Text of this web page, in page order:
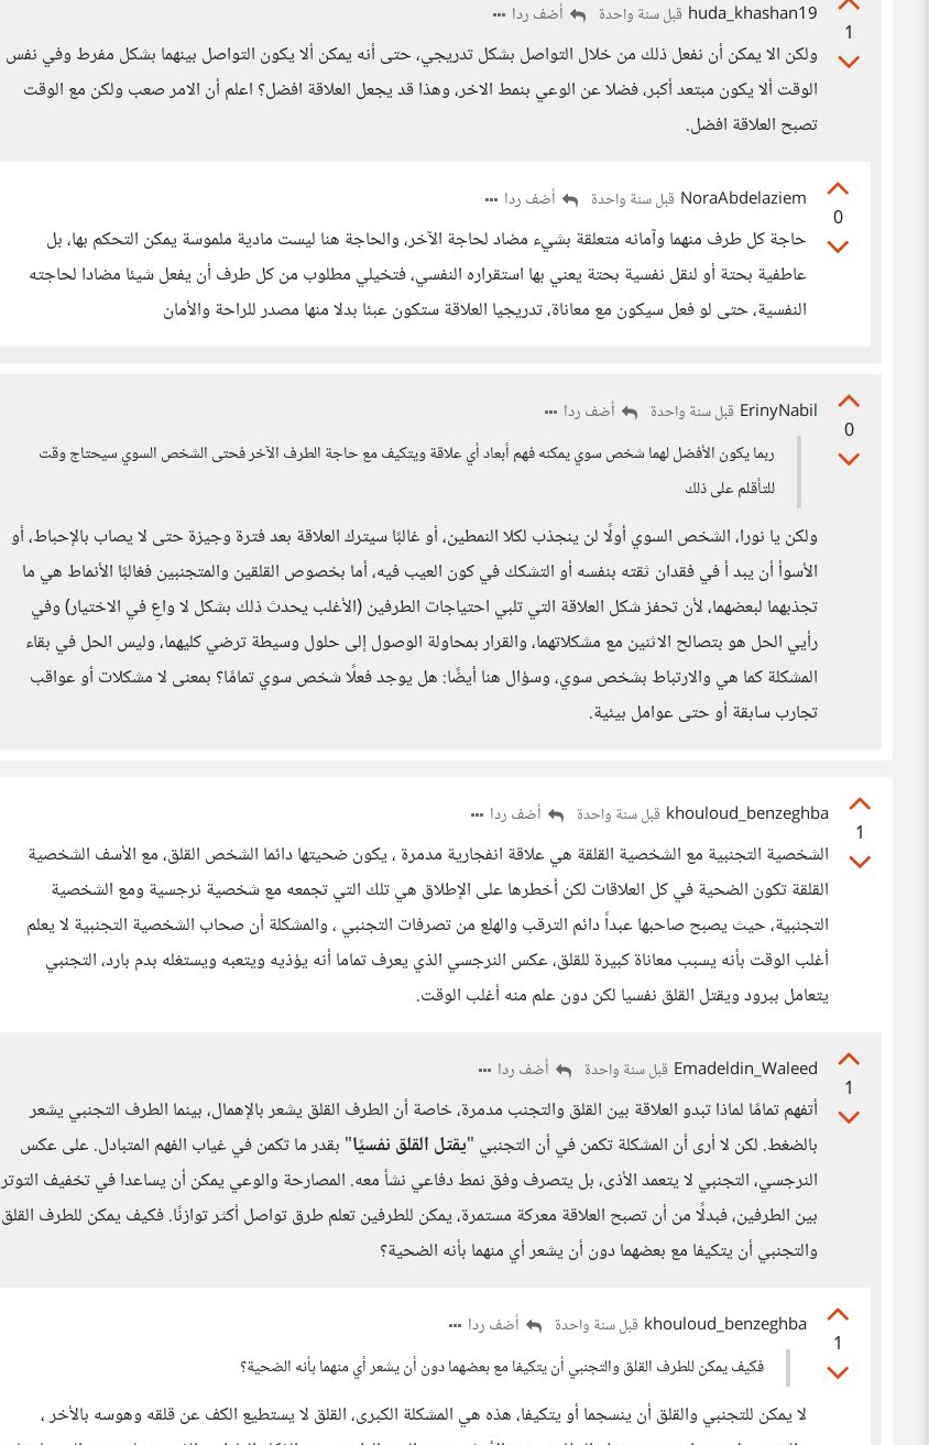
1
huda_khashan19 قبل سنة واحدة أضف ردا
ولكن الا يمكن أن نفعل ذلك من خلال التواصل بشكل تدريجي، حتى أنه يمكن ألا يكون التواصل بينهما بشكل مفرط وفي نفس
الوقت ألا يكون مبتعد أكبر، فضلا عن الوعي بنمط الاخر، وهذا قد يجعل العلاقة افضل؟ اعلم أن الامر صعب ولكن مع الوقت
تصبح العلاقة افضل.
0
NoraAbdelaziem قبل سنة واحدة أضف ردا
حاجة كل طرف منهما وآمانه متعلقة بشيء مضاد لحاجة الآخر، والحاجة هنا ليست مادية ملموسة يمكن التحكم بها، بل
عاطفية بحتة أو لنقل نفسية بحتة يعني بها استقراره النفسي، فتخيلي مطلوب من كل طرف أن يفعل شيئا مضادا لحاجته
النفسية، حتى لو فعل سيكون مع معاناة، تدريجيا العلاقة ستكون عبئا بدلا منها مصدر للراحة والأمان
0
ErinyNabil قبل سنة واحدة
أضف ردا
ربما يكون الأفضل لهما شخص سوي يمكنه فهم أبعاد أي علاقة ويتكيف مع حاجة الطرف الآخر فحتى الشخص السوي سيحتاج وقت
للتأقلم على ذلك
ولكن يا نورا، الشخص السوي أولًا لن ينجذب لكلا النمطين، أو غالبًا سيترك العلاقة بعد فترة وجيزة حتى لا يصاب بالإحباط، أو
الأسوأ أن يبد أ في فقدان ثقته بنفسه أو التشكك في كون العيب فيه، أما بخصوص القلقين والمتجنبين فغالبًا الأنماط هي ما
تجذبهما لبعضهما، لأن تحفز شكل العلاقة التي تلبي احتياجات الطرفين (الأغلب يحدث ذلك بشكل لا واعِ في الاختيار) وفي
رأيي الحل هو بتصالح الاثنين مع مشكلاتهما، والقرار بمحاولة الوصول إلى حلول وسيطة ترضي كليهما، وليس الحل في بقاء
المشكلة كما هي والارتباط بشخص سوي، وسؤال هنا أيضًا: هل يوجد فعلًا شخص سوي تمامًا؟ بمعنى لا مشكلات أو عواقب
تجارب سابقة أو حتى عوامل بيئية.
1
khouloud_benzeghba قبل سنة واحدة أضف ردا
الشخصية التجنبية مع الشخصية القلقة هي علاقة انفجارية مدمرة ، يكون ضحيتها دائما الشخص القلق، مع الأسف الشخصية
القلقة تكون الضحية في كل العلاقات لكن أخطرها على الإطلاق هي تلك التي تجمعه مع شخصية نرجسية ومع الشخصية
التجنبية، حيث يصبح صاحبها عبداً دائم الترقب والهلع من تصرفات التجنبي ، والمشكلة أن صحاب الشخصية التجنبية لا يعلم
أغلب الوقت بأنه يسبب معاناة كبيرة للقلق، عكس النرجسي الذي يعرف تماما أنه يؤذيه ويتعبه ويستغله بدم بارد، التجنبي
يتعامل ببرود ويقتل القلق نفسيا لكن دون علم منه أغلب الوقت.
1
Emadeldin_Waleed قبل سنة واحدة أضف ردا
أتفهم تمامًا لماذا تبدو العلاقة بين القلق والتجنب مدمرة، خاصة أن الطرف القلق يشعر بالإهمال، بينما الطرف التجنبي يشعر
بالضغط. لكن لا أرى أن المشكلة تكمن في أن التجنبي "يقتل القلق نفسيًا" بقدر ما تكمن في غياب الفهم المتبادل. على عكس
النرجسي، التجنبي لا يتعمد الأذى، بل يتصرف وفق نمط دفاعي نشأ معه. المصارحة والوعي يمكن أن يساعدا في تخفيف التوتر
بين الطرفين، فبدلًا من أن تصبح العلاقة معركة مستمرة، يمكن للطرفين تعلم طرق تواصل أكثر توازنًا. فكيف يمكن للطرف القلق
والتجنبي أن يتكيفا مع بعضهما دون أن يشعر أي منهما بأنه الضحية؟
1
khouloud_benzeghba قبل سنة واحدة
أضف ردا
فكيف يمكن للطرف القلق والتجنبي أن يتكيفا مع بعضهما دون أن يشعر أي منهما بأنه الضحية؟
لا يمكن للتجنبي والقلق أن ينسجما أو يتكيفا، هذه هي المشكلة الكبرى، القلق لا يستطيع الكف عن قلقه وهوسه بالأخر ،